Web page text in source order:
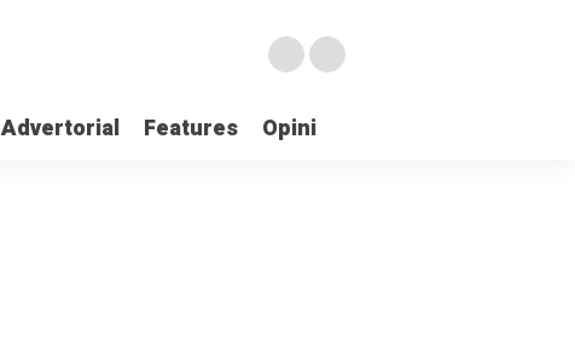
Advertorial Features Opini